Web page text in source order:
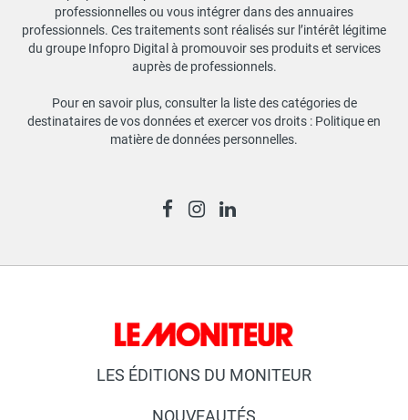
professionnelles ou vous intégrer dans des annuaires
professionnels. Ces traitements sont réalisés sur l’intérêt légitime
du groupe Infopro Digital à promouvoir ses produits et services
auprès de professionnels.
Pour en savoir plus, consulter la liste des catégories de
destinataires de vos données et exercer vos droits : Politique en
matière de données personnelles.
LES ÉDITIONS DU MONITEUR
NOUVEAUTÉS